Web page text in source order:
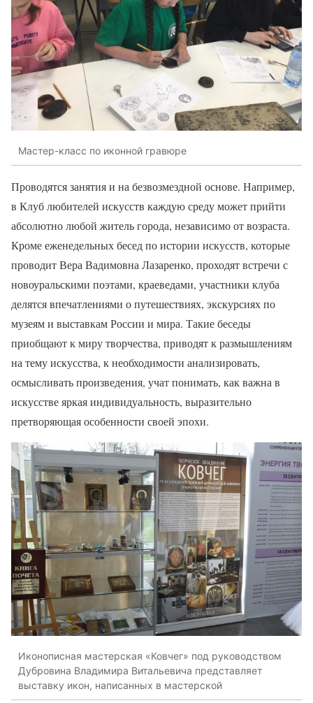
Мастер-класс по иконной гравюре
Проводятся занятия и на безвозмездной основе. Например,
в Клуб любителей искусств каждую среду может прийти
абсолютно любой житель города, независимо от возраста.
Кроме еженедельных бесед по истории искусств, которые
проводит Вера Вадимовна Лазаренко, проходят встречи с
новоуральскими поэтами, краеведами, участники клуба
делятся впечатлениями о путешествиях, экскурсиях по
музеям и выставкам России и мира. Такие беседы
приобщают к миру творчества, приводят к размышлениям
на тему искусства, к необходимости анализировать,
осмысливать произведения, учат понимать, как важна в
искусстве яркая индивидуальность, выразительно
претворяющая особенности своей эпохи.
Иконописная мастерская «Ковчег» под руководством
Дубровина Владимира Витальевича представляет
выставку икон, написанных в мастерской